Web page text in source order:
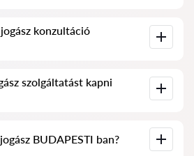
negatív véleményeket, és nincs
konzultáció
a kérdés bonyolultságától és a
változhatnak).
szolgáltatást kapni
bonyolult, és gyorsan lehet rá
ingyenesen válaszolnak.
BUDAPESTI ban?